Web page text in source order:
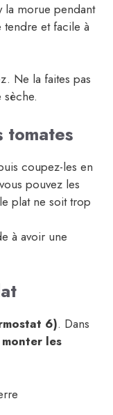
la morue pendant
et facile à
Ne la faites pas
tomates
coupez-les en
pouvez les
plat ne soit trop
à avoir une
6). Dans
monter les